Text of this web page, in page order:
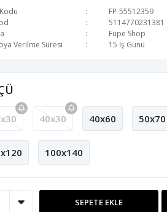
FP-55512359
5114770231381
Fupe Shop
Verilme Süresi
15 İş Günü
40x30 40x60 50x70
100x140
SEPETE EKLE